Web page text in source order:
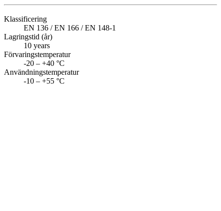
Klassificering
EN 136 / EN 166 / EN 148-1
Lagringstid (år)
10 years
Förvaringstemperatur
-20 – +40 °C
Användningstemperatur
-10 – +55 °C